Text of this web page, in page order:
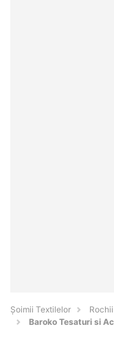
Șoimii Textilelor
Baroko Tesaturi si